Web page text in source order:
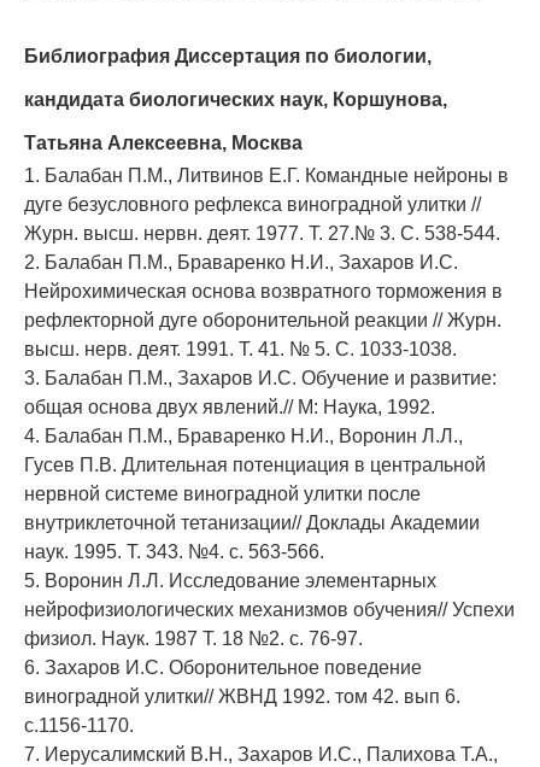
Библиография Диссертация по биологии,
кандидата биологических наук, Коршунова,
Татьяна Алексеевна, Москва
1. Балабан П.М., Литвинов Е.Г. Командные нейроны в
дуге безусловного рефлекса виноградной улитки //
Журн. высш. нервн. деят. 1977. Т. 27.№ 3. С. 538-544.
2. Балабан П.М., Браваренко Н.И., Захаров И.С.
Нейрохимическая основа возвратного торможения в
рефлекторной дуге оборонительной реакции // Журн.
высш. нерв. деят. 1991. Т. 41. № 5. С. 1033-1038.
3. Балабан П.М., Захаров И.С. Обучение и развитие:
общая основа двух явлений.// М: Наука, 1992.
4. Балабан П.М., Браваренко Н.И., Воронин Л.Л.,
Гусев П.В. Длительная потенциация в центральной
нервной системе виноградной улитки после
внутриклеточной тетанизации// Доклады Академии
наук. 1995. Т. 343. №4. с. 563-566.
5. Воронин Л.Л. Исследование элементарных
нейрофизиологических механизмов обучения// Успехи
физиол. Наук. 1987 Т. 18 №2. с. 76-97.
6. Захаров И.С. Оборонительное поведение
виноградной улитки// ЖВНД 1992. том 42. вып 6.
с.1156-1170.
7. Иерусалимский В.Н., Захаров И.С., Палихова Т.А.,